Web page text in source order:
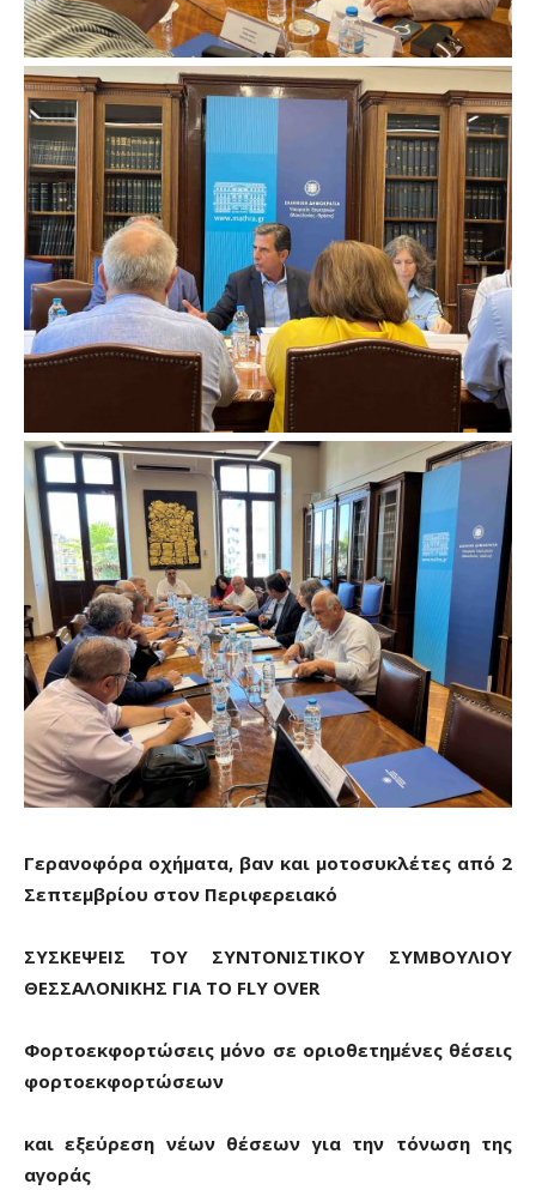
Γερανοφόρα οχήματα, βαν και μοτοσυκλέτες από 2
Σεπτεμβρίου στον Περιφερειακό
ΣΥΣΚΕΨΕΙΣ ΤΟΥ ΣΥΝΤΟΝΙΣΤΙΚΟΥ ΣΥΜΒΟΥΛΙΟΥ
ΘΕΣΣΑΛΟΝΙΚΗΣ ΓΙΑ ΤΟ FLY OVER
Φορτοεκφορτώσεις μόνο σε οριοθετημένες θέσεις
φορτοεκφορτώσεων
και εξεύρεση νέων θέσεων για την τόνωση της
αγοράς